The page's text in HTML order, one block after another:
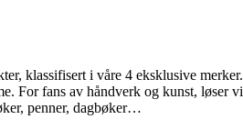
klassifisert i våre 4 eksklusive merker.
For fans av håndverk og kunst, løser vi
penner, dagbøker…